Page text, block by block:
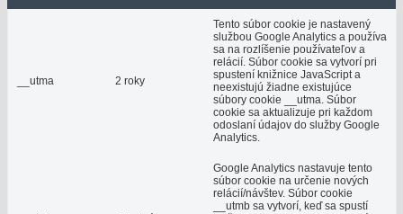
__utma 2 roky
Tento súbor cookie je nastavený
službou Google Analytics a používa
sa na rozlíšenie používateľov a
relácií. Súbor cookie sa vytvorí pri
spustení knižnice JavaScript a
neexistujú žiadne existujúce
súbory cookie __utma. Súbor
cookie sa aktualizuje pri každom
odoslaní údajov do služby Google
Analytics.
Google Analytics nastavuje tento
súbor cookie na určenie nových
relácií/návštev. Súbor cookie
__utmb sa vytvorí, keď sa spustí